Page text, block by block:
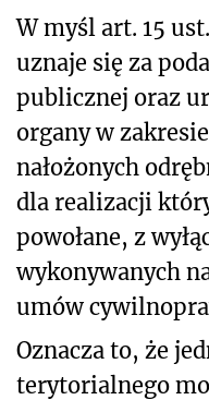
W myśl art. 15
uznaje się za
publicznej oraz
organy w
nałożonych
dla realizacji
powołane, z
wykonywanych
umów
Oznacza to, że
terytorialnego